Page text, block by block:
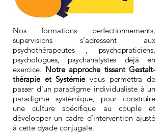
Nos formations perfectionnements,
supervisions s’adressent aux
psychothérapeutes , psychopraticiens,
psychologues, psychanalystes déjà en
exercice. Notre approche tissant Gestalt-
thérapie et Systémievous permettra de
passer d'un paradigme individualiste à un
paradigme systémique, pour construire
une culture spécifique au couple et
développer un cadre d’intervention ajusté
à cette dyade conjugale.